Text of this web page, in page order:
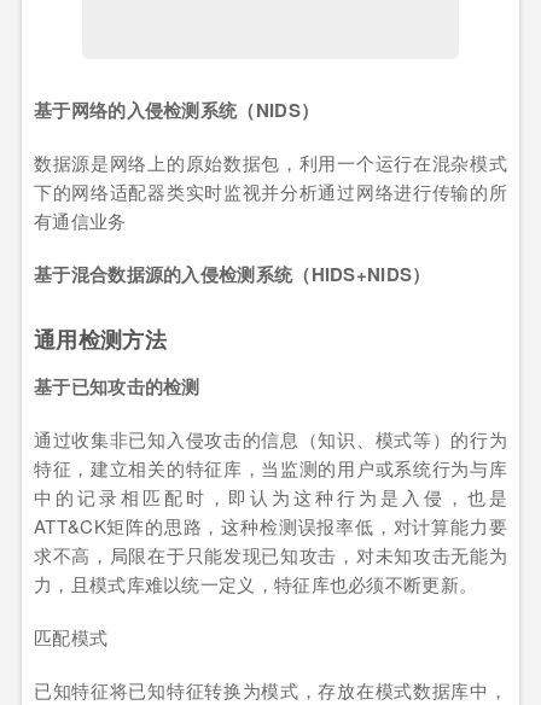
基于网络的入侵检测系统（NIDS）
数据源是网络上的原始数据包，利用一个运行在混杂模式
下的网络适配器类实时监视并分析通过网络进行传输的所
有通信业务
基于混合数据源的入侵检测系统（HIDS+NIDS）
通用检测方法
基于已知攻击的检测
通过收集非已知入侵攻击的信息（知识、模式等）的行为
特征，建立相关的特征库，当监测的用户或系统行为与库
中的记录相匹配时，即认为这种行为是入侵，也是
ATT&CK矩阵的思路，这种检测误报率低，对计算能力要
求不高，局限在于只能发现已知攻击，对未知攻击无能为
力，且模式库难以统一定义，特征库也必须不断更新。
匹配模式
已知特征将已知特征转换为模式，存放在模式数据库中，